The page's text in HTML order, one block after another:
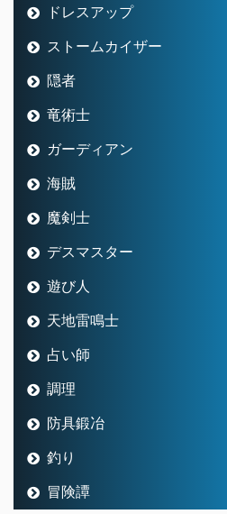
ドレスアップ
ストームカイザー
隠者
竜術士
ガーディアン
海賊
魔剣士
デスマスター
遊び人
天地雷鳴士
占い師
調理
防具鍛冶
釣り
冒険譚